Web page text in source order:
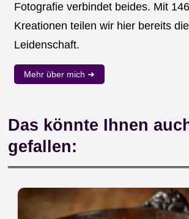
Fotografie verbindet beides. Mit 146
Kreationen teilen wir hier bereits
Leidenschaft.
Mehr über mich ➜
Das könnte Ihnen
gefallen: